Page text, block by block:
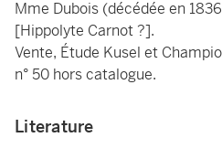
Mme Dubois (décédée en
[Hippolyte Carnot ?].
Vente, Étude Kusel et
n° 50 hors catalogue.
Literature